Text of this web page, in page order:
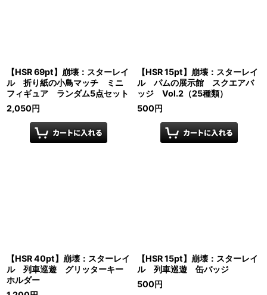
【HSR 69pt】崩壊：スターレイ
ル 折り紙の小鳥マッチ ミニ
フィギュア ランダム5点セット
2,050円
【HSR 15pt】崩壊：スターレイ
ル パムの展示館 スクエアバ
ッジ Vol.2（25種類）
500円
【HSR 40pt】崩壊：スターレイ
ル 列車巡遊 グリッターキー
ホルダー
【HSR 15pt】崩壊：スターレイ
ル 列車巡遊 缶バッジ
500円